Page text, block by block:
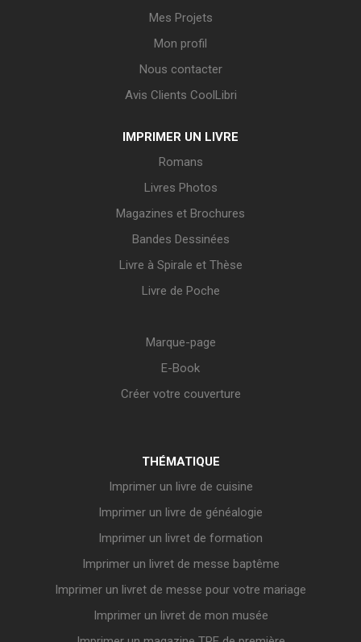
Mes Projets
Mon profil
Nous contacter
Avis Clients CoolLibri
IMPRIMER UN LIVRE
Romans
Livres Photos
Magazines et Brochures
Bandes Dessinées
Livre à Spirale et Thèse
Livre de Poche
Marque-page
E-Book
Créer votre couverture
THÉMATIQUE
Imprimer un livre de cuisine
Imprimer un livre de généalogie
Imprimer un livret de formation
Imprimer un livret de messe baptême
Imprimer un livret de messe pour votre mariage
Imprimer un livret de mon musée